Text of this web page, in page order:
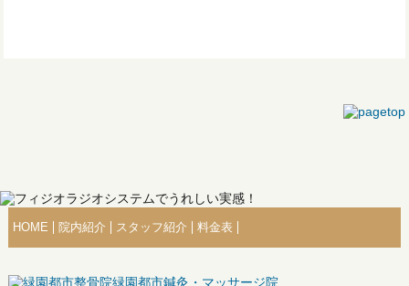
HOME 院内紹介 スタッフ紹介 料金表